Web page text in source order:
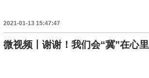
2021-01-13 15:47:47
微视频丨谢谢！我们会“冀”在心里